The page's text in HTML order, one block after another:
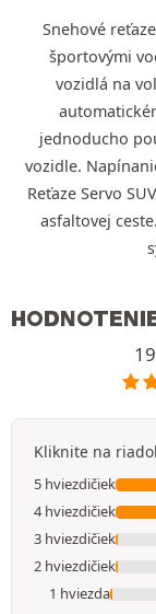
Snehové
športovými
vozidlá na
jednoducho
vozidle.
Reťaze Servo
asfaltovej
Kliknite na
5 hviezdičiek
4 hviezdičiek
3 hviezdičiek
2 hviezdičiek
1 hviezda